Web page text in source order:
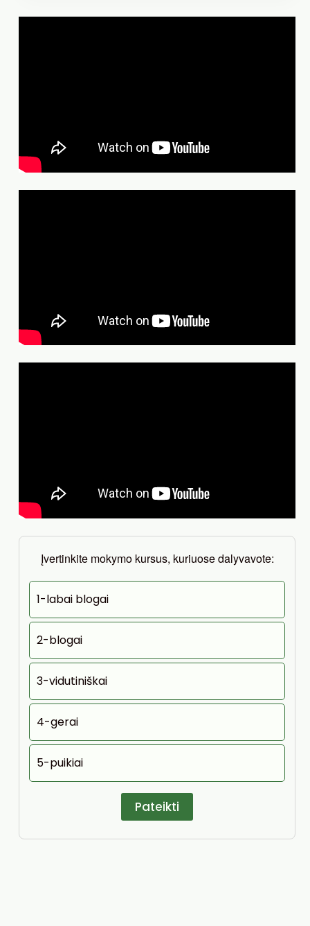
Įvertinkite mokymo kursus, kuriuose dalyvavote:
1-labai blogai
2-blogai
3-vidutiniškai
4-gerai
5-puikiai